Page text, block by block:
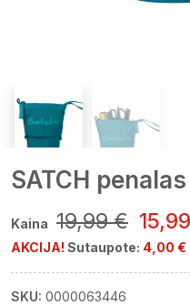
SATCH
Kaina 19,99 €
AKCIJA! Sutaupote: 4,00 €
SKU: 0000063446